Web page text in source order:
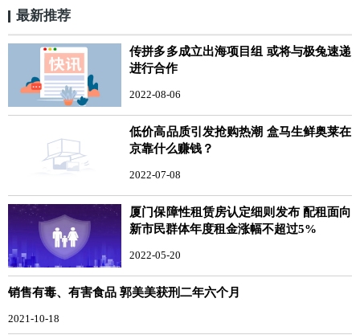
最新推荐
传拼多多成立出海项目组 或将与极兔速递
进行合作
2022-08-06
低价高品质引发抢购热潮 盒马生鲜奥莱在
京靠什么赚钱？
2022-07-08
厦门保障性租赁房认定细则发布 配租面向
新市民群体年度租金涨幅不超过5%
2022-05-20
销售有毒、有害食品 郭美美获刑二年六个月
2021-10-18